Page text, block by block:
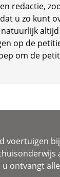
redactie,
u zo kunt
op de
om de
voertuigen
u ontvangt